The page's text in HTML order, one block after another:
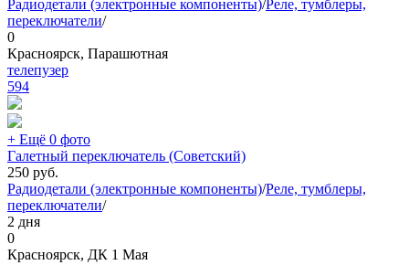
Радиодетали (электронные компоненты)/Реле, тумблеры,
переключатели/
0
Красноярск, Парашютная
телепузер
594
+ Ещё 0 фото
Галетный переключатель (Советский)
250 руб.
Радиодетали (электронные компоненты)/Реле, тумблеры,
переключатели/
2 дня
0
Красноярск, ДК 1 Мая